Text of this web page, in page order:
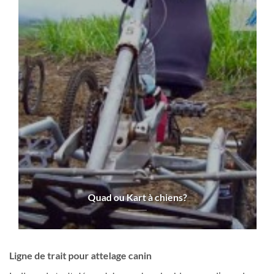
Quad ou Kart à chiens?
Ligne de trait pour attelage canin